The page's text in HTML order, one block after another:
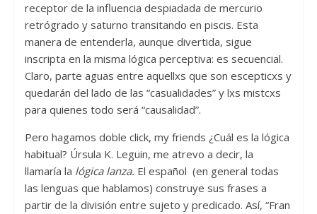
receptor de la influencia despiadada de mercurio
retrógrado y saturno transitando en piscis. Esta
manera de entenderla, aunque divertida, sigue
inscripta en la misma lógica perceptiva: es secuencial.
Claro, parte aguas entre aquellxs que son escepticxs y
quedarán del lado de las “casualidades” y lxs mistcxs
para quienes todo será “causalidad”.
Pero hagamos doble click, my friends ¿Cuál es la lógica
habitual? Úrsula K. Leguin, me atrevo a decir, la
llamaría la lógica lanza. El español (en general todas
las lenguas que hablamos) construye sus frases a
partir de la división entre sujeto y predicado. Así, “Fran